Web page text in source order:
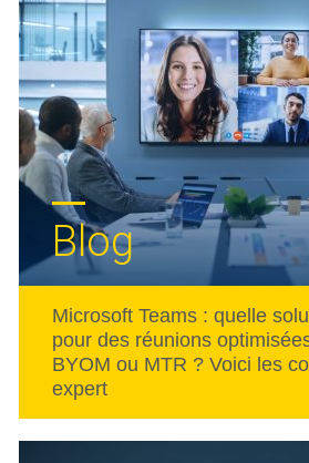
Blog
Microsoft Teams : quelle
pour des réunions
BYOM ou MTR ? Voici les
expert